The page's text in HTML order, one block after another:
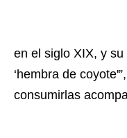
en el siglo XIX, y
‘hembra de
consumirlas